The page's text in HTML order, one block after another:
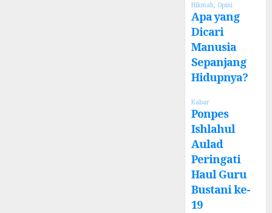
Hikmah, Opini
Apa yang
Dicari
Manusia
Sepanjang
Hidupnya?
Kabar
Ponpes
Ishlahul
Aulad
Peringati
Haul Guru
Bustani ke-
19